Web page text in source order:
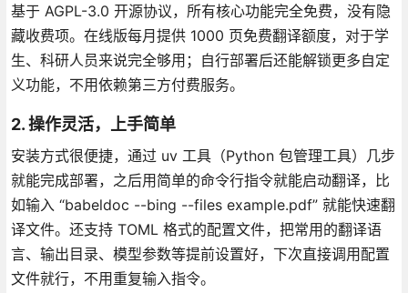
基于 AGPL-3.0 开源协议，所有核心功能完全免费，没有隐
藏收费项。在线版每月提供 1000 页免费翻译额度，对于学
生、科研人员来说完全够用；自行部署后还能解锁更多自定
义功能，不用依赖第三方付费服务。
2. 操作灵活，上手简单
安装方式很便捷，通过 uv 工具（Python 包管理工具）几步
就能完成部署，之后用简单的命令行指令就能启动翻译，比
如输入 “babeldoc --bing --files example.pdf” 就能快速翻
译文件。还支持 TOML 格式的配置文件，把常用的翻译语
言、输出目录、模型参数等提前设置好，下次直接调用配置
文件就行，不用重复输入指令。